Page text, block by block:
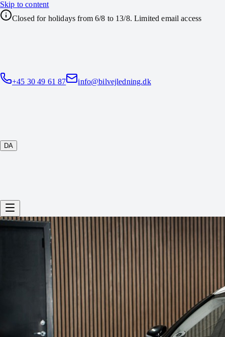
Skip to content
Closed for holidays from 6/8 to 13/8. Limited email access
+45 30 49 61 87 info@bilvejledning.dk
DA